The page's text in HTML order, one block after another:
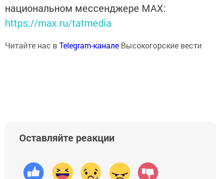
национальном мессенджере MАХ:
https://max.ru/tatmedia
Читайте нас вTelegram-канале Высокогорские вести
Оставляйте реакции